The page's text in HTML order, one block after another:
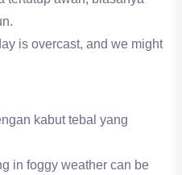
is overcast, and we might
kabut tebal yang
in foggy weather can be